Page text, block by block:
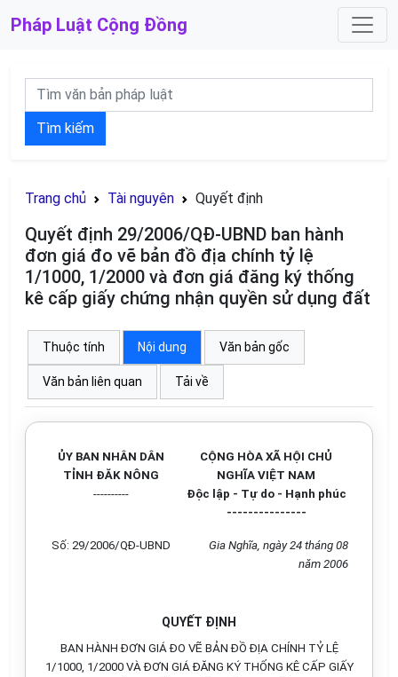
Pháp Luật Cộng Đồng
Tìm kiếm
Trang chủ Tài nguyên Quyết định
Quyết định 29/2006/QĐ-UBND ban hành
đơn giá đo vẽ bản đồ địa chính tỷ lệ
1/1000, 1/2000 và đơn giá đăng ký thống
kê cấp giấy chứng nhận quyền sử dụng đất
Thuộc tính Nội dung Văn bản gốc
Văn bản liên quan Tải về
ỦY BAN NHÂN DÂN
TỈNH ĐĂK NÔNG
----------
CỘNG HÒA XÃ HỘI CHỦ
NGHĨA VIỆT NAM
Độc lập - Tự do - Hạnh phúc
---------------
Số: 29/2006/QĐ-UBND
Gia Nghĩa, ngày 24 tháng 08
năm 2006
QUYẾT ĐỊNH
BAN HÀNH ĐƠN GIÁ ĐO VẼ BẢN ĐỒ ĐỊA CHÍNH TỶ LỆ
1/1000, 1/2000 VÀ ĐƠN GIÁ ĐĂNG KÝ THỐNG KÊ CẤP GIẤY